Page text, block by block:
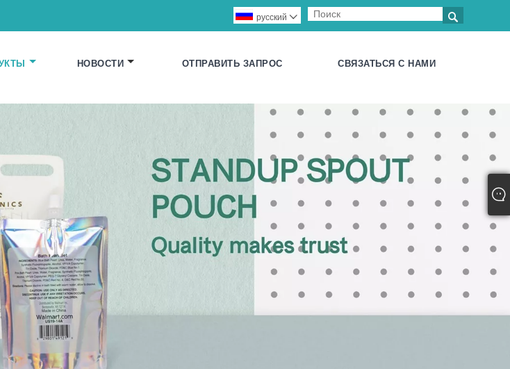

русский 
НОВОСТИ ОТПРАВИТЬ ЗАПРОС СВЯЗАТЬСЯ С НАМИ